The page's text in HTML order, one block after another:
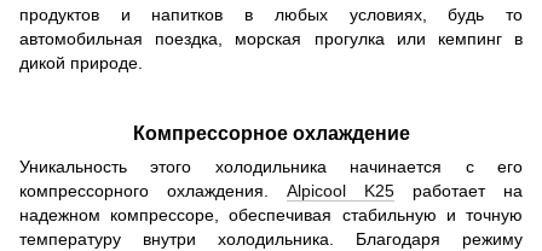
продуктов и напитков в любых условиях, будь то
автомобильная поездка, морская прогулка или кемпинг в
дикой природе.
Компрессорное охлаждение
Уникальность этого холодильника начинается с его
компрессорного охлаждения. Alpicool K25 работает на
надежном компрессоре, обеспечивая стабильную и точную
температуру внутри холодильника. Благодаря режиму